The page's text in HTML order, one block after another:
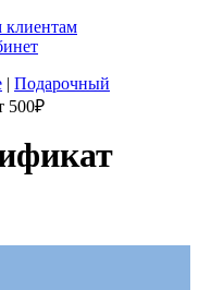
| Подарочный
500₽